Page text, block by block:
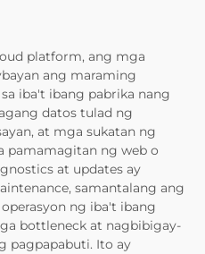
platform, ang mga
ang maraming
iba't ibang pabrika nang
datos tulad ng
at mga sukatan ng
pamamagitan ng web o
at updates ay
samantalang ang
ng iba't ibang
bottleneck at nagbibigay-
pagpapabuti. Ito ay